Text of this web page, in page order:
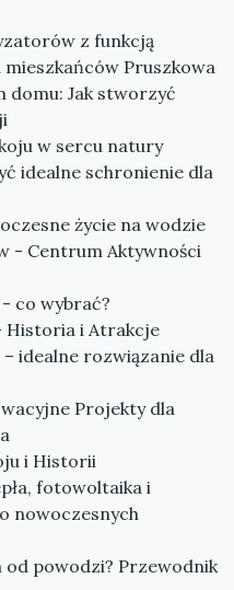
z funkcją
Pruszkowa
domu: Jak stworzyć
w sercu natury
idealne schronienie dla
życie na wodzie
- Centrum Aktywności
co wybrać?
Historia i Atrakcje
idealne rozwiązanie dla
Projekty dla
i Historii
fotowoltaika i
nowoczesnych
od powodzi? Przewodnik